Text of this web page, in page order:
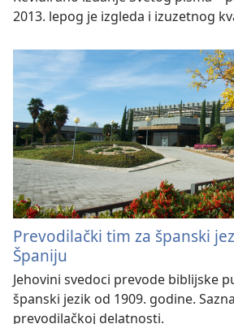
2013. lepog je izgleda i izuzetnog
Prevodilački tim za španski
Španiju
Jehovini svedoci prevode biblijske
španski jezik od 1909. godine.
prevodilačkoj delatnosti.